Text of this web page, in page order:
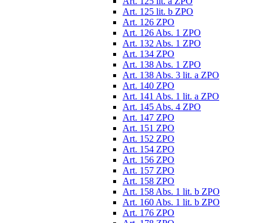
Art. 125 lit. b ZPO
Art. 126 ZPO
Art. 126 Abs. 1 ZPO
Art. 132 Abs. 1 ZPO
Art. 134 ZPO
Art. 138 Abs. 1 ZPO
Art. 138 Abs. 3 lit. a ZPO
Art. 140 ZPO
Art. 141 Abs. 1 lit. a ZPO
Art. 145 Abs. 4 ZPO
Art. 147 ZPO
Art. 151 ZPO
Art. 152 ZPO
Art. 154 ZPO
Art. 156 ZPO
Art. 157 ZPO
Art. 158 ZPO
Art. 158 Abs. 1 lit. b ZPO
Art. 160 Abs. 1 lit. b ZPO
Art. 176 ZPO